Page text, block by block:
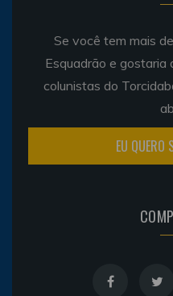
Se você tem mais
Esquadrão e
colunistas do
EU QUERO